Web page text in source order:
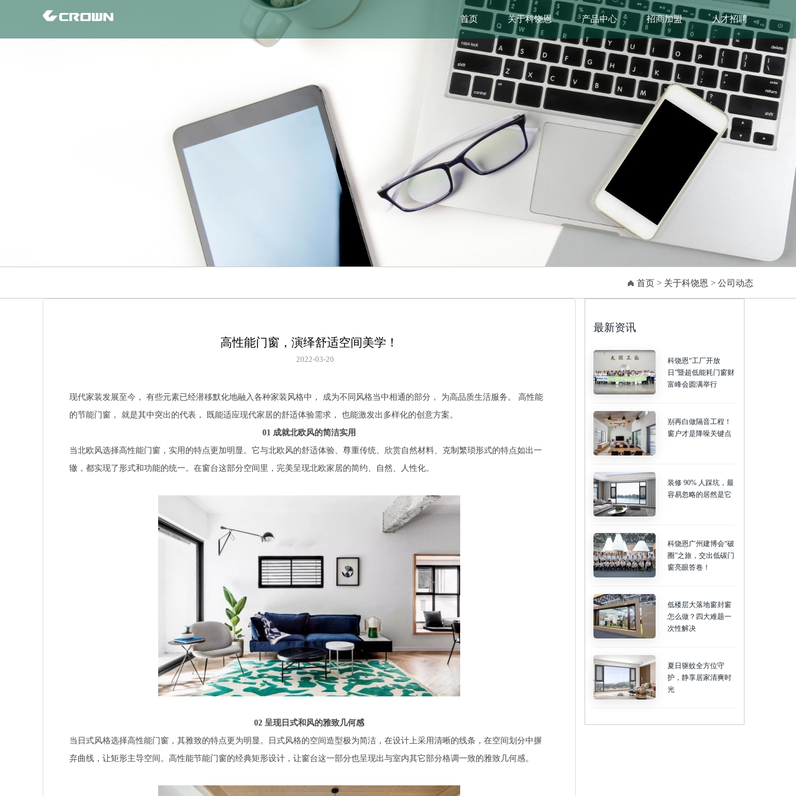
首页 关于科饶恩 产品中心 招商加盟 人才招聘
首页 > 关于科饶恩 > 公司动态
高性能门窗，演绎舒适空间美学！
2022-03-20
现代家装发展至今， 有些元素已经潜移默化地融入各种家装风格中， 成为不同风格当中相通的部分， 为高品质生活服务。 高性能
的节能门窗， 就是其中突出的代表， 既能适应现代家居的舒适体验需求， 也能激发出多样化的创意方案。
01 成就北欧风的简洁实用
当北欧风选择高性能门窗，实用的特点更加明显。它与北欧风的舒适体验、尊重传统、欣赏自然材料、克制繁琐形式的特点如出一
辙，都实现了形式和功能的统一。在窗台这部分空间里，完美呈现北欧家居的简约、自然、人性化。
02 呈现日式和风的雅致几何感
当日式风格选择高性能门窗，其雅致的特点更为明显。日式风格的空间造型极为简洁，在设计上采用清晰的线条，在空间划分中摒
弃曲线，让矩形主导空间。高性能节能门窗的经典矩形设计，让窗台这一部分也呈现出与室内其它部分格调一致的雅致几何感。
最新资讯
科饶恩“工厂开放
日”暨超低能耗门窗财
富峰会圆满举行
别再白做隔音工程！
窗户才是降噪关键点
装修 90% 人踩坑，最
容易忽略的居然是它
科饶恩广州建博会“破
圈”之旅，交出低碳门
窗亮眼答卷！
低楼层大落地窗封窗
怎么做？四大难题一
次性解决
夏日驱蚊全方位守
护，静享居家清爽时
光